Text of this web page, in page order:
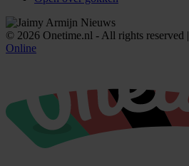
© 2026 Onetime.nl - All rights reserved |
Online